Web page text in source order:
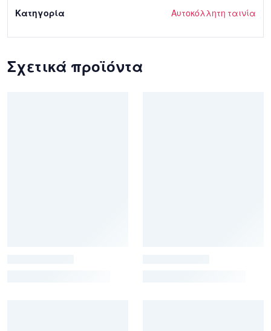
Κατηγορία Αυτοκόλλητη ταινία
Σχετικά προϊόντα